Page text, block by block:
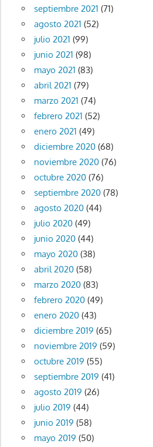
septiembre 2021 (71)
agosto 2021 (52)
julio 2021 (99)
junio 2021 (98)
mayo 2021 (83)
abril 2021 (79)
marzo 2021 (74)
febrero 2021 (52)
enero 2021 (49)
diciembre 2020(68)
noviembre 2020(76)
octubre 2020(76)
septiembre 2020(78)
agosto 2020(44)
julio 2020(49)
junio 2020(44)
mayo 2020(38)
abril 2020(58)
marzo 2020(83)
febrero 2020(49)
enero 2020(43)
diciembre 2019 (65)
noviembre 2019 (59)
octubre 2019 (55)
septiembre 2019 (41)
agosto 2019 (26)
julio 2019 (44)
junio 2019 (58)
mayo 2019 (50)